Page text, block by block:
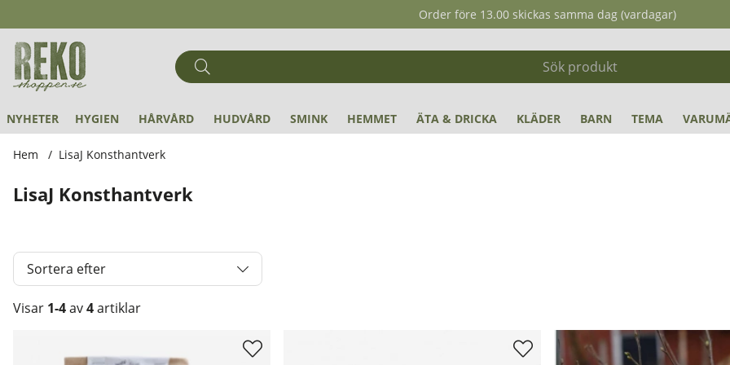
Order före 13.00 skickas samma dag (vardagar)
NYHETER HYGIEN HÅRVÅRD HUDVÅRD SMINK HEMMET ÄTA & DRICKA KLÄDER BARN TEMA
Hem LisaJ Konsthantverk
LisaJ Konsthantverk
Sortera efter
Visar 1-4av4artiklar